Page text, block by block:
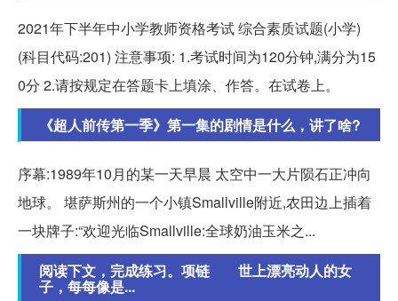
2021年下半年中小学教师资格考试 综合素质试题(小学)
(科目代码:201) 注意事项: 1.考试时间为120分钟,满分为15
0分 2.请按规定在答题卡上填涂、作答。在试卷上。
《超人前传第一季》第一集的剧情是什么，讲了啥?
序幕:1989年10月的某一天早晨 太空中一大片陨石正冲向
地球。 堪萨斯州的一个小镇Smallville附近,农田边上插着
一块牌子:“欢迎光临Smallville:全球奶油玉米之...
阅读下文，完成练习。项链 世上漂亮动人的女
子，每每像是...